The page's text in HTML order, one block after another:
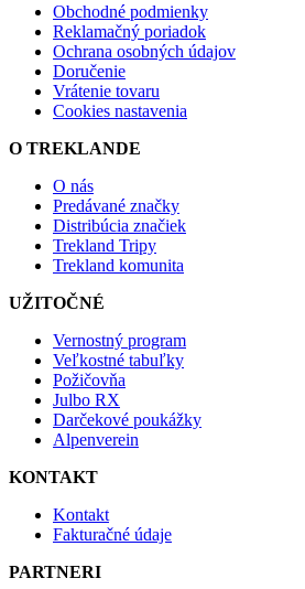
Obchodné podmienky
Reklamačný poriadok
Ochrana osobných údajov
Doručenie
Vrátenie tovaru
Cookies nastavenia
O TREKLANDE
O nás
Predávané značky
Distribúcia značiek
Trekland Tripy
Trekland komunita
UŽITOČNÉ
Vernostný program
Veľkostné tabuľky
Požičovňa
Julbo RX
Darčekové poukážky
Alpenverein
KONTAKT
Kontakt
Fakturačné údaje
PARTNERI